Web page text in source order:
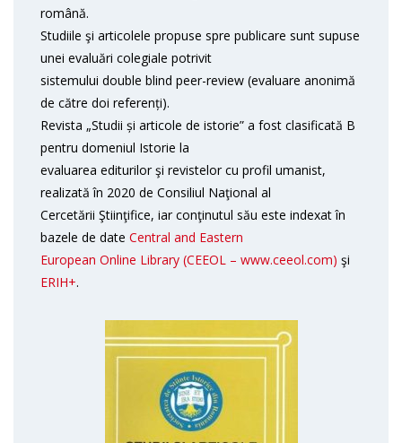
română.
Studiile şi articolele propuse spre publicare sunt supuse
unei evaluări colegiale potrivit
sistemului double blind peer-review (evaluare anonimă
de către doi referenți).
Revista „Studii și articole de istorie” a fost clasificată B
pentru domeniul Istorie la
evaluarea editurilor şi revistelor cu profil umanist,
realizată în 2020 de Consiliul Naţional al
Cercetării Ştiinţifice, iar conţinutul său este indexat în
bazele de date Central and Eastern
European Online Library (CEEOL – www.ceeol.com) şi
ERIH+.